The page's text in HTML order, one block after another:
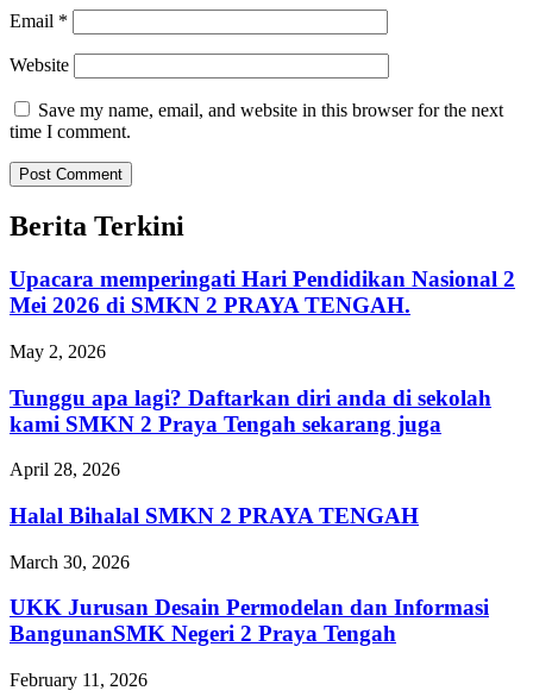
Email *
Website
Save my name, email, and website in this browser for the next
time I comment.
Berita Terkini
Upacara memperingati Hari Pendidikan Nasional 2
Mei 2026 di SMKN 2 PRAYA TENGAH.
May 2, 2026
Tunggu apa lagi? Daftarkan diri anda di sekolah
kami SMKN 2 Praya Tengah sekarang juga
April 28, 2026
Halal Bihalal SMKN 2 PRAYA TENGAH
March 30, 2026
UKK Jurusan Desain Permodelan dan Informasi
BangunanSMK Negeri 2 Praya Tengah
February 11, 2026